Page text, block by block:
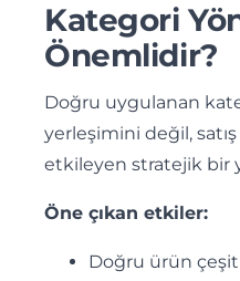
Kategori
Önemlidir?
Doğru uygulanan
yerleşimini değil,
etkileyen stratejik bir
Öne çıkan etkiler:
Doğru ürün